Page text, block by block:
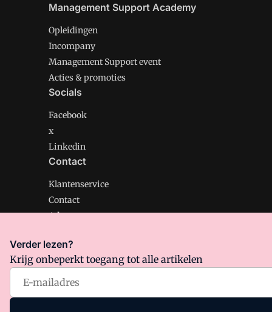
Management Support Academy
Opleidingen
Incompany
Management Support event
Acties & promoties
Socials
Facebook
x
Linkedin
Contact
Klantenservice
Contact
Adverteren
Management Support is onderdeel van VMN media.
Algemene Voorwaarden
Verder lezen?
Krijg onbeperkt toegang tot alle artikelen